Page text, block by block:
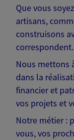
Que vous
artisans,
construisons
correspondent.
Nous mettons
dans la
financier et
vos projets et
Notre métier :
vous, vos